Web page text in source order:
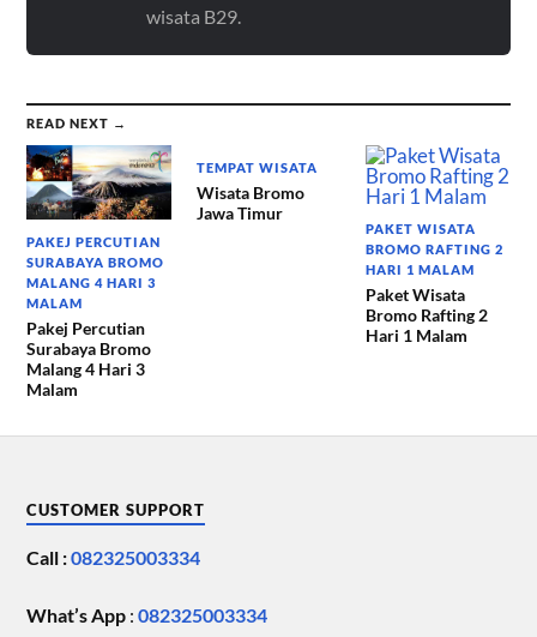
wisata B29.
READ NEXT →
PAKEJ PERCUTIAN
SURABAYA BROMO
MALANG 4 HARI 3
MALAM
Pakej Percutian
Surabaya Bromo
Malang 4 Hari 3
Malam
TEMPAT WISATA
Wisata Bromo
Jawa Timur
PAKET WISATA
BROMO RAFTING 2
HARI 1 MALAM
Paket Wisata
Bromo Rafting 2
Hari 1 Malam
CUSTOMER SUPPORT
Call :082325003334
What’s App :082325003334